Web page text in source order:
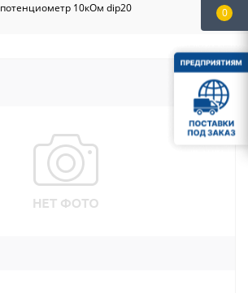
потенциометр 10кОм dip20
0